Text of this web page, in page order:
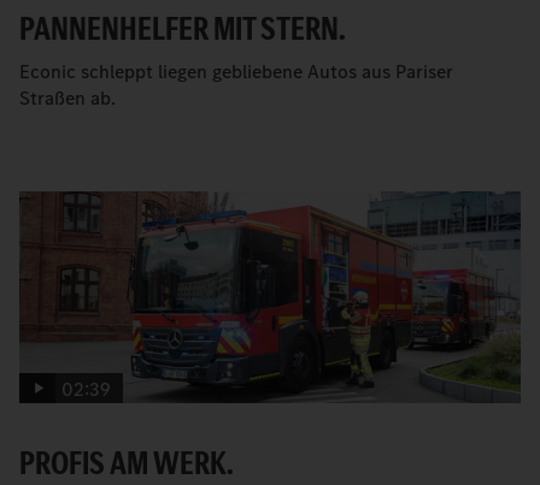
PANNENHELFER MIT STERN.
Econic schleppt liegen gebliebene Autos aus Pariser
Straßen ab.
02:39
PROFIS AM WERK.